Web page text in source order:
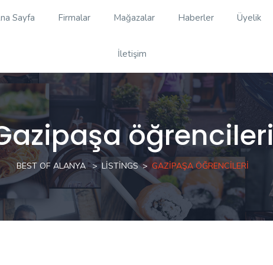
Sayfa Firmalar Mağazalar Haberler Üyelik
İletişim
öğrencileri
BEST OF ALANYA LISTINGS GAZIPAŞA ÖĞRENCILERI